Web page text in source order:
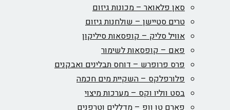
סאן פלאואר – מכונות גיזום
טרים סטיישן – שולחנות גיזום
אוויל סליק – קופסאות סיליקון
פאם – קופסאות לשימור
פרס פרופרש – דוחס תבלינים ואבקנים
פלורפלקס – השקיית מים חכמה
בסט ווליו וקס – מערכות מיצוי
פארם טו וופ – מדללים וטרפנים